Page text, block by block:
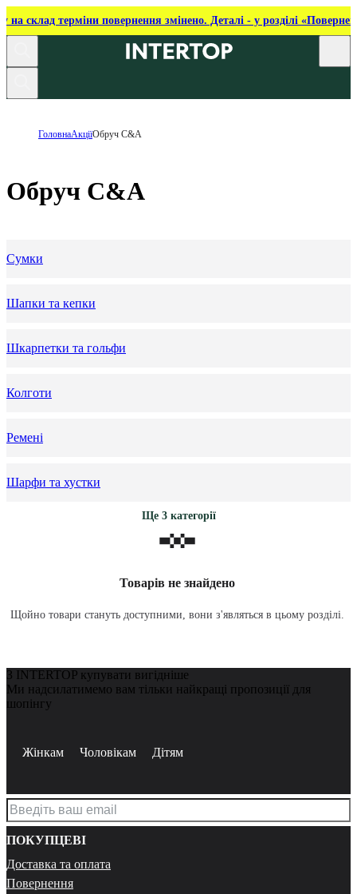
на склад терміни повернення змінено. Деталі - у розділі
ГоловнаАкціїОбруч C&A
Обруч C&A
Сумки
Шапки та кепки
Шкарпетки та гольфи
Колготи
Ремені
Шарфи та хустки
Ще 3 категорії
Товарів не знайдено
Щойно товари стануть доступними, вони з'являться в цьому розділі.
З INTERTOP купувати вигідніше
Ми надсилатимемо вам тільки найкращі пропозиції для
шопінгу
Жінкам Чоловікам Дітям
ПОКУПЦЕВІ
Доставка та оплата
Повернення